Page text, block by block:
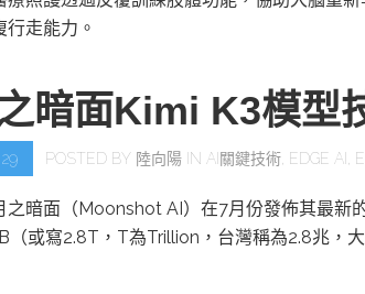
行走能力。
暗面Kimi K3模型
POSTED BY 陸向陽 IN AI關鍵技術 EDGE AI
之暗面（Moonshot AI）在7月份發佈其最新
（或寫2.8T，T為Trillion，台灣稱為2.8兆，